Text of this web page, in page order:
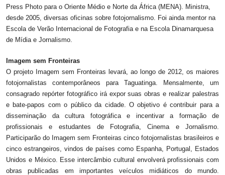
Press Photo para o Oriente Médio e Norte da África (MENA). Ministra,
desde 2005, diversas oficinas sobre fotojornalismo. Foi ainda mentor na
Escola de Verão Internacional de Fotografia e na Escola Dinamarquesa
de Mídia e Jornalismo.
Imagem sem Fronteiras
O projeto Imagem sem Fronteiras levará, ao longo de 2012, os maiores
fotojornalistas contemporâneos para Taguatinga. Mensalmente, um
consagrado repórter fotográfico irá expor suas obras e realizar palestras
e bate-papos com o público da cidade. O objetivo é contribuir para a
disseminação da cultura fotográfica e incentivar a formação de
profissionais e estudantes de Fotografia, Cinema e Jornalismo.
Participarão do Imagem sem Fronteiras cinco fotojornalistas brasileiros e
cinco estrangeiros, vindos de países como Espanha, Portugal, Estados
Unidos e México. Esse intercâmbio cultural envolverá profissionais com
obras publicadas em importantes veículos midiáticos do mundo.